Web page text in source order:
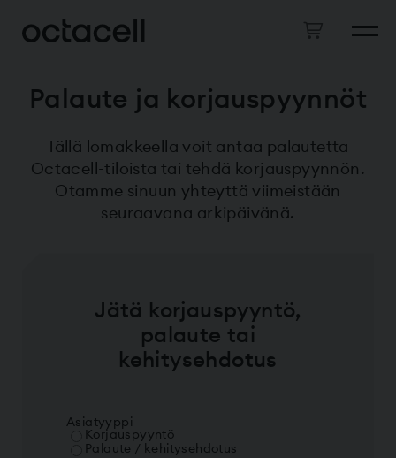
Palaute ja korjauspyynnöt
Tällä lomakkeella voit antaa palautetta
Octacell-tiloista tai tehdä korjauspyynnön.
Otamme sinuun yhteyttä viimeistään
seuraavana arkipäivänä.
Jätä korjauspyyntö,
palaute tai
kehitysehdotus
Asiatyyppi
Korjauspyyntö
Palaute / kehitysehdotus